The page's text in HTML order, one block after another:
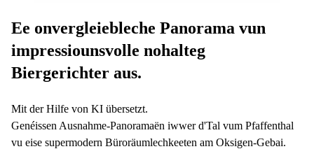
Ee onvergleiebleche Panorama vun
impressiounsvolle nohalteg
Biergerichter aus.
Mit der Hilfe von KI übersetzt.
Genéissen Ausnahme-Panoramaën iwwer d'Tal vum Pfaffenthal
vu eise supermodern Büroräumlechkeeten am Oksigen-Gebai.